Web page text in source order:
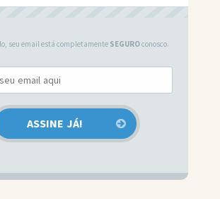
seu email está completamente SEGUROconosco.